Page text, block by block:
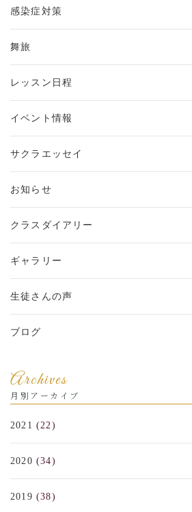
感染症対策
舞旅
レッスン日程
イベント情報
サクラエッセイ
お知らせ
クラスダイアリー
ギャラリー
生徒さんの声
ブログ
Archives
月別アーカイブ
2021 (22)
2020 (34)
2019 (38)